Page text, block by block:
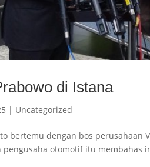
di Istana
| Uncategorized
bertemu dengan bos perusahaan
otomotif itu membahas